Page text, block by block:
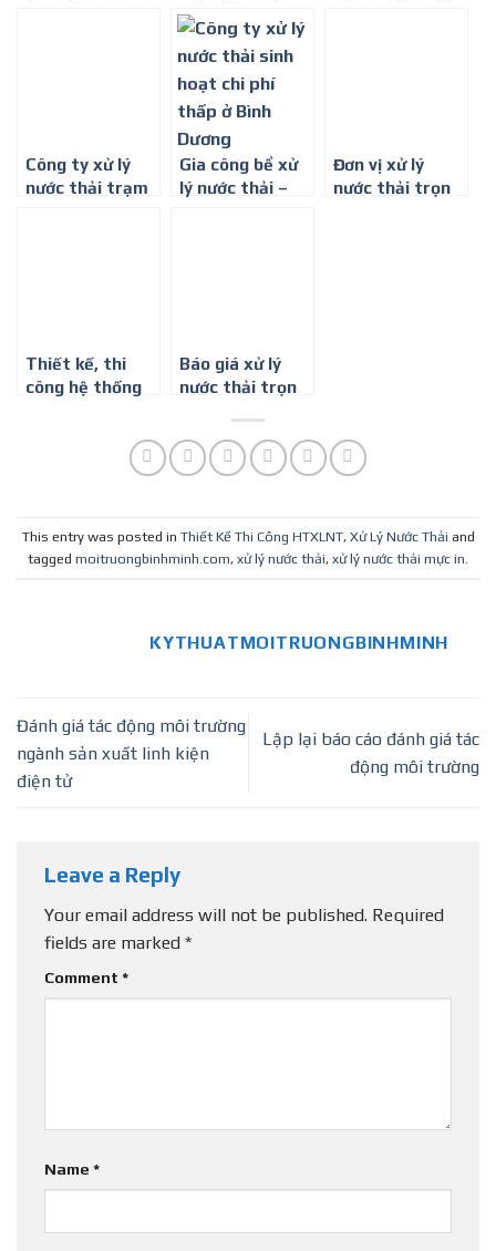
Bình Dương
Công ty xử lý
nước thải trạm
Gia công bể xử
lý nước thải –
Đơn vị xử lý
nước thải trọn
Thiết kế, thi
công hệ thống
Báo giá xử lý
nước thải trọn
This entry was posted in Thiết Kế Thi Công HTXLNT, Xử Lý Nước Thải and
tagged moitruongbinhminh.com, xử lý nước thải, xử lý nước thải mực in
KYTHUATMOITRUONGBINHMINH
Đánh giá tác động môi trường
ngành sản xuất linh kiện
điện tử
Lập lại báo cáo đánh giá tác
động môi trường
Leave a Reply
Your email address will not be published. Required
fields are marked *
Comment *
Name *